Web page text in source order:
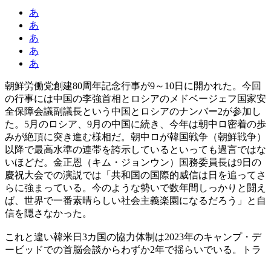
あ
あ
あ
あ
あ
朝鮮労働党創建80周年記念行事が9～10日に開かれた。今回
の行事には中国の李強首相とロシアのメドベージェフ国家安
全保障会議副議長という中国とロシアのナンバー2が参加し
た。5月のロシア、9月の中国に続き、今年は朝中ロ密着の歩
みが絶頂に突き進む様相だ。朝中ロが韓国戦争（朝鮮戦争）
以降で最高水準の連帯を誇示しているといっても過言ではな
いほどだ。金正恩（キム・ジョンウン）国務委員長は9日の
慶祝大会での演説では「共和国の国際的威信は日を追ってさ
らに強まっている。今のような勢いで数年間しっかりと闘え
ば、世界で一番素晴らしい社会主義楽園になるだろう」と自
信を隠さなかった。
これと違い韓米日3カ国の協力体制は2023年のキャンプ・デ
ービッドでの首脳会談からわずか2年で揺らいでいる。トラ